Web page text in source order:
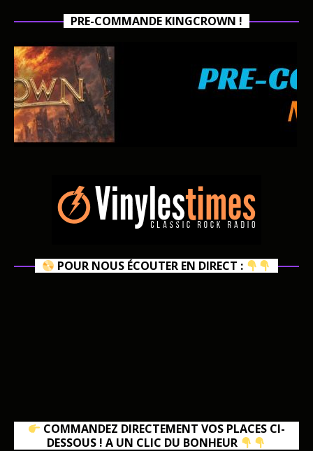
PRE-COMMANDE KINGCROWN !
POUR NOUS ÉCOUTER EN DIRECT :
COMMANDEZ DIRECTEMENT VOS PLACES CI-
DESSOUS ! A UN CLIC DU BONHEUR